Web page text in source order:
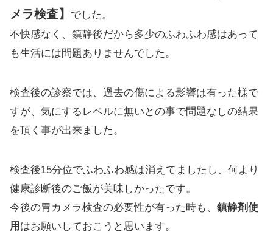
メラ検査】
でした。
不快感なく、鎮静後だから多少のふわふわ感はあって
も生活には問題ありませんでした。
検査後の診察では、過去の傷による影響は有った様で
すが、気にするレベルに無いとの事で問題なしの結果
を頂く事が出来ました。
検査後15分位でふわふわ感は消えてましたし、何より
健康診断後のご飯が美味しかったです。
今後の胃カメラ検査の必要性が有った時も、 鎮静剤使
用 はお願いしておこうと思います。